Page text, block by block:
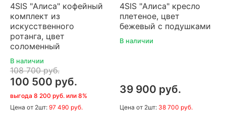
4SIS "Алиса" кофейный
комплект из
искусственного
ротанга, цвет
соломенный
В наличии
108 700 руб.
100 500 руб.
выгода 8 200 руб. или 8%
Цена от 2шт: 97 490 руб.
4SIS "Алиса" кресло
плетеное, цвет
бежевый с подушками
В наличии
39 900 руб.
Цена от 2шт: 38 700 руб.